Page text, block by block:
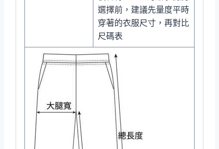
選擇前，建議先量度平時
穿著的衣服尺寸，再對比
尺碼表